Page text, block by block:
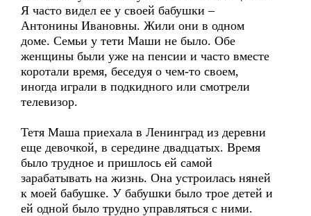
Я часто видел ее у своей бабушки –
Антонины Ивановны. Жили они в одном
доме. Семьи у тети Маши не было. Обе
женщины были уже на пенсии и часто вместе
коротали время, беседуя о чем-то своем,
иногда играли в подкидного или смотрели
телевизор.
Тетя Маша приехала в Ленинград из деревни
еще девочкой, в середине двадцатых. Время
было трудное и пришлось ей самой
зарабатывать на жизнь. Она устроилась няней
к моей бабушке. У бабушки было трое детей и
ей одной было трудно управляться с ними.